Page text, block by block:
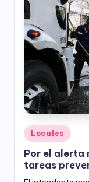
Posted
in
Locales
Por el alerta
tareas